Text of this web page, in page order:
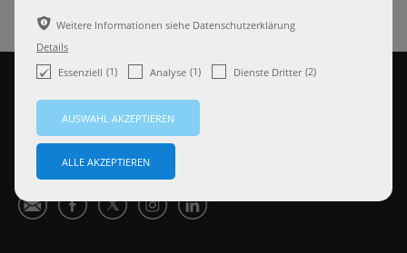
Ś ă  Ⱥ ɐ
ѣ Weitere Informationen siehe Datenschutzerklärung
Details
Essenziell (1) Analyse (1) Dienste Dritter (2)